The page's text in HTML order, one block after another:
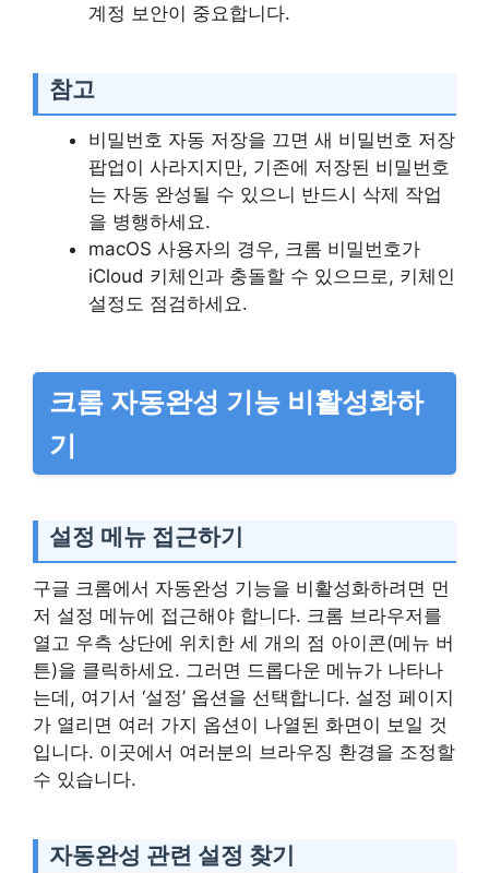
계정 보안이 중요합니다.
참고
비밀번호 자동 저장을 끄면 새 비밀번호 저장
팝업이 사라지지만, 기존에 저장된 비밀번호
는 자동 완성될 수 있으니 반드시 삭제 작업
을 병행하세요.
macOS 사용자의 경우, 크롬 비밀번호가
iCloud 키체인과 충돌할 수 있으므로, 키체인
설정도 점검하세요.
크롬 자동완성 기능 비활성화하
기
설정 메뉴 접근하기
구글 크롬에서 자동완성 기능을 비활성화하려면 먼
저 설정 메뉴에 접근해야 합니다. 크롬 브라우저를
열고 우측 상단에 위치한 세 개의 점 아이콘(메뉴 버
튼)을 클릭하세요. 그러면 드롭다운 메뉴가 나타나
는데, 여기서 ‘설정’ 옵션을 선택합니다. 설정 페이지
가 열리면 여러 가지 옵션이 나열된 화면이 보일 것
입니다. 이곳에서 여러분의 브라우징 환경을 조정할
수 있습니다.
자동완성 관련 설정 찾기